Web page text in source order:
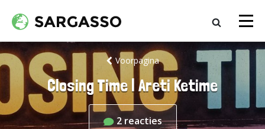
Voorpagina
Closing Time | Areti Ketime
2 reacties